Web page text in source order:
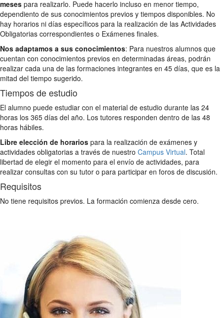
meses para realizarlo. Puede hacerlo incluso en menor tiempo,
dependiento de sus conocimientos previos y tiempos disponibles. No
hay horarios ni días específicos para la realización de las Actividades
Obligatorias correspondientes o Exámenes finales.
Nos adaptamos a sus conocimientos: Para nuestros alumnos que
cuentan con conocimientos previos en determinadas áreas, podrán
realizar cada una de las formaciones integrantes en 45 días, que es la
mitad del tiempo sugerido.
Tiempos de estudio
El alumno puede estudiar con el material de estudio durante las 24
horas los 365 días del año. Los tutores responden dentro de las 48
horas hábiles.
Libre elección de horarios para la realización de exámenes y
actividades obligatorias a través de nuestro Campus Virtual. Total
libertad de elegir el momento para el envío de actividades, para
realizar consultas con su tutor o para participar en foros de discusión.
Requisitos
No tiene requisitos previos. La formación comienza desde cero.